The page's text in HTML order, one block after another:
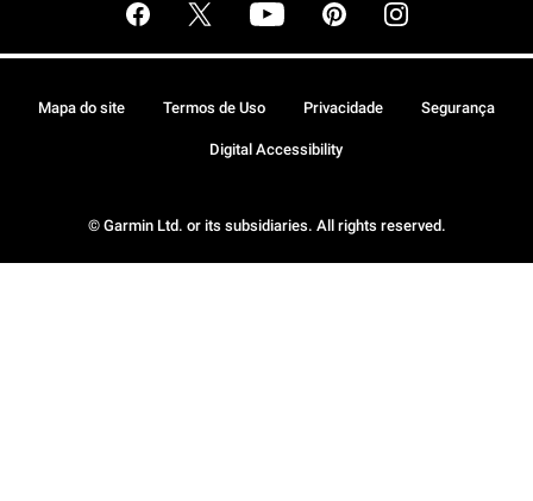
© Garmin Ltd. or its subsidiaries. All rights reserved.
Mapa do site Termos de Uso Privacidade Segurança
Digital Accessibility